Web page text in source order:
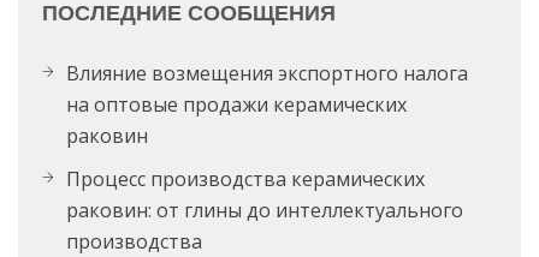
ПОСЛЕДНИЕ СООБЩЕНИЯ
Влияние возмещения экспортного налога
на оптовые продажи керамических
раковин
Процесс производства керамических
раковин: от глины до интеллектуального
производства